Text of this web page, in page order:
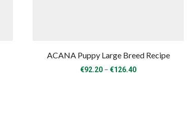
ACANA Puppy Large Breed Recipe
€92.20 –€126.40Price